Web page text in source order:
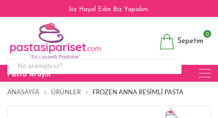
Siz Hayal Edin Biz Yapalım.
Sepetim
0
Pasta Arayın
ANASAYFA ÜRÜNLER FROZEN ANNA RESIMLI PASTA